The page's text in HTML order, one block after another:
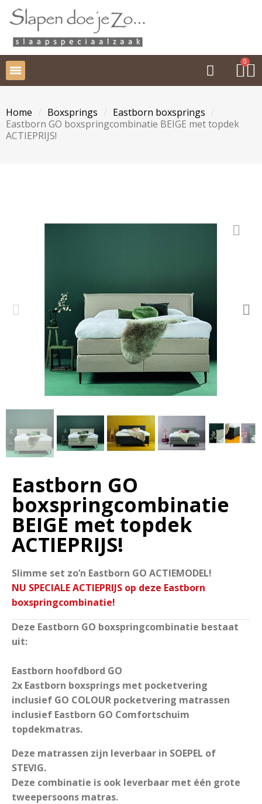
Home Boxsprings
Eastborn boxsprings
Eastborn GO boxspringcombinatie BEIGE met topdek
ACTIEPRIJS!
Eastborn GO
boxspringcombinatie
BEIGE met topdek
ACTIEPRIJS!
Slimme set zo’n Eastborn GO ACTIEMODEL!
NU SPECIALE ACTIEPRIJS op deze Eastborn
boxspringcombinatie!
Deze Eastborn GO boxspringcombinatie bestaat
uit:
Eastborn hoofdbord GO
2x Eastborn boxsprings met pocketvering
inclusief GO COLOUR pocketvering matrassen
inclusief Eastborn GO Comfortschuim
topdekmatras.
Deze matrassen zijn leverbaar in SOEPEL of
STEVIG.
Deze combinatie is ook leverbaar met één grote
tweepersoons matras.